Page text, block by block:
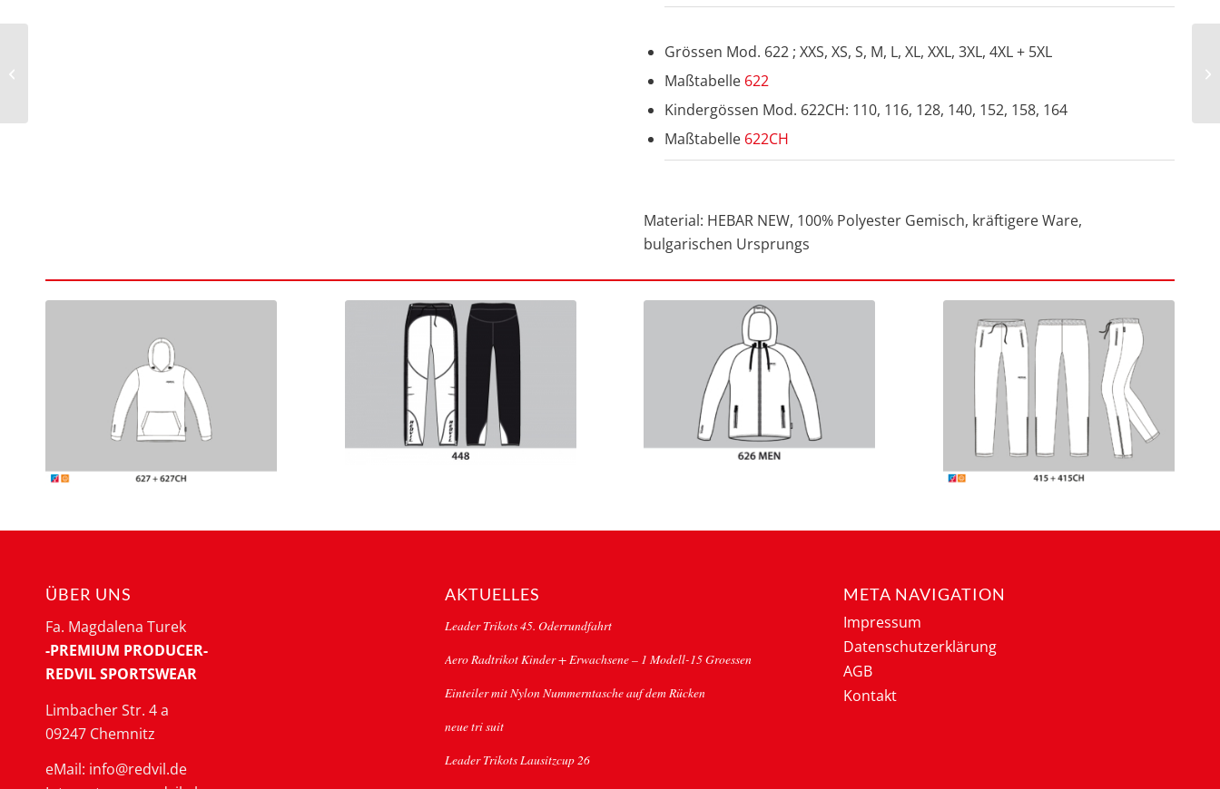
Grössen Mod. 622 ; XXS, XS, S, M, L, XL, XXL, 3XL, 4XL + 5XL
Maßtabelle 622
Kindergössen Mod. 622CH: 110, 116, 128, 140, 152, 158, 164
Maßtabelle 622CH
Material: HEBAR NEW, 100% Polyester Gemisch, kräftigere Ware,
bulgarischen Ursprungs
ÜBER UNS
Fa. Magdalena Turek
-PREMIUM PRODUCER-
REDVIL SPORTSWEAR
Limbacher Str. 4 a
09247 Chemnitz
eMail: info@redvil.de
AKTUELLES
Leader Trikots 45. Oderrundfahrt
Aero Radtrikot Kinder + Erwachsene – 1 Modell-15 Groessen
Einteiler mit Nylon Nummerntasche auf dem Rücken
neue tri suit
Leader Trikots Lausitzcup 26
META NAVIGATION
Impressum
Datenschutzerklärung
AGB
Kontakt